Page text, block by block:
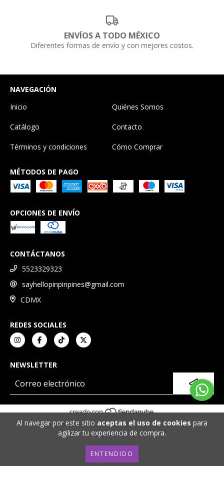
Al navegar por este sitio aceptas el uso de cookies para
agilizar tu experiencia de compra.
ENTENDIDO
ENVÍOS A TODO MÉXICO
Diferentes formas de envío y con mejores costos.
NAVEGACIÓN
Inicio
Quiénes Somos
Catálogo Contacto
Términos y condiciones Cómo Comprar
MÉTODOS DE PAGO
OPCIONES DE ENVÍO
CONTÁCTANOS
5523329323
sayhellopinpinpines@gmail.com
CDMX
REDES SOCIALES
NEWSLETTER
COPYRIGHT PINPINPINES - 2026. TODOS LOS DERECHOS RESERVADOS.